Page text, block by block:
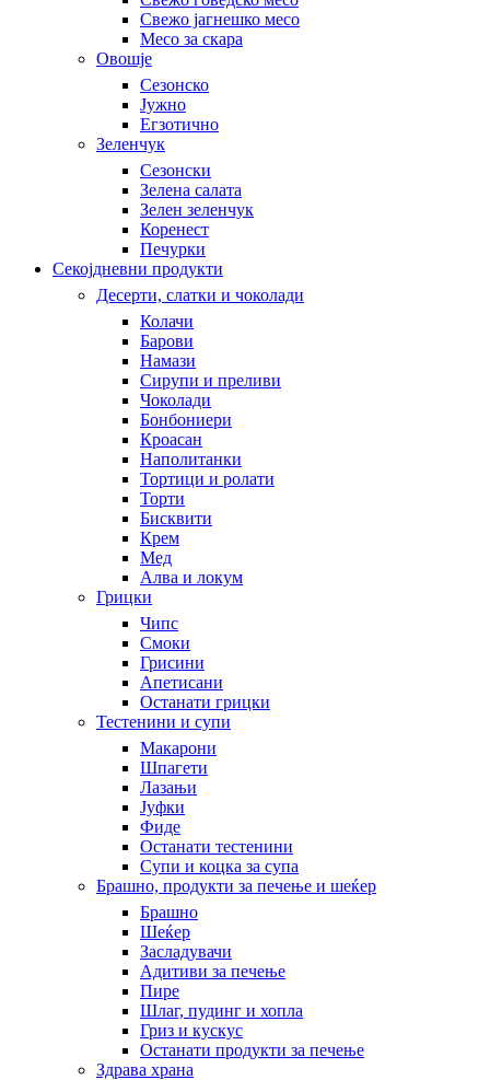
Свежо јагнешко месо
Месо за скара
Овошје
Сезонско
Јужно
Егзотично
Зеленчук
Сезонски
Зелена салата
Зелен зеленчук
Коренест
Печурки
Секојдневни продукти
Десерти, слатки и чоколади
Колачи
Барови
Намази
Сирупи и преливи
Чоколади
Бонбониери
Кроасан
Наполитанки
Тортици и ролати
Торти
Бисквити
Крем
Мед
Алва и локум
Грицки
Чипс
Смоки
Грисини
Апетисани
Останати грицки
Тестенини и супи
Макарони
Шпагети
Лазањи
Јуфки
Фиде
Останати тестенини
Супи и коцка за супа
Брашно, продукти за печење и шеќер
Брашно
Шеќер
Засладувачи
Адитиви за печење
Пире
Шлаг, пудинг и хопла
Гриз и кускус
Останати продукти за печење
Здрава храна